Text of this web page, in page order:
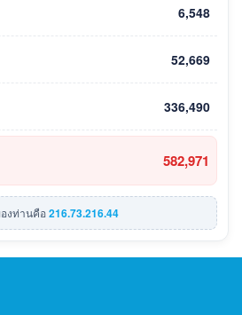
6,548
52,669
336,490
582,971
งท่านคือ216.73.216.44